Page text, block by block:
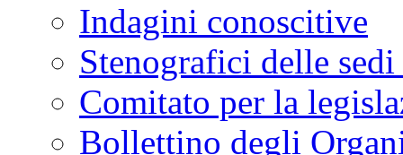
Indagini conoscitive
Stenografici delle
Comitato per la
Bollettino degli